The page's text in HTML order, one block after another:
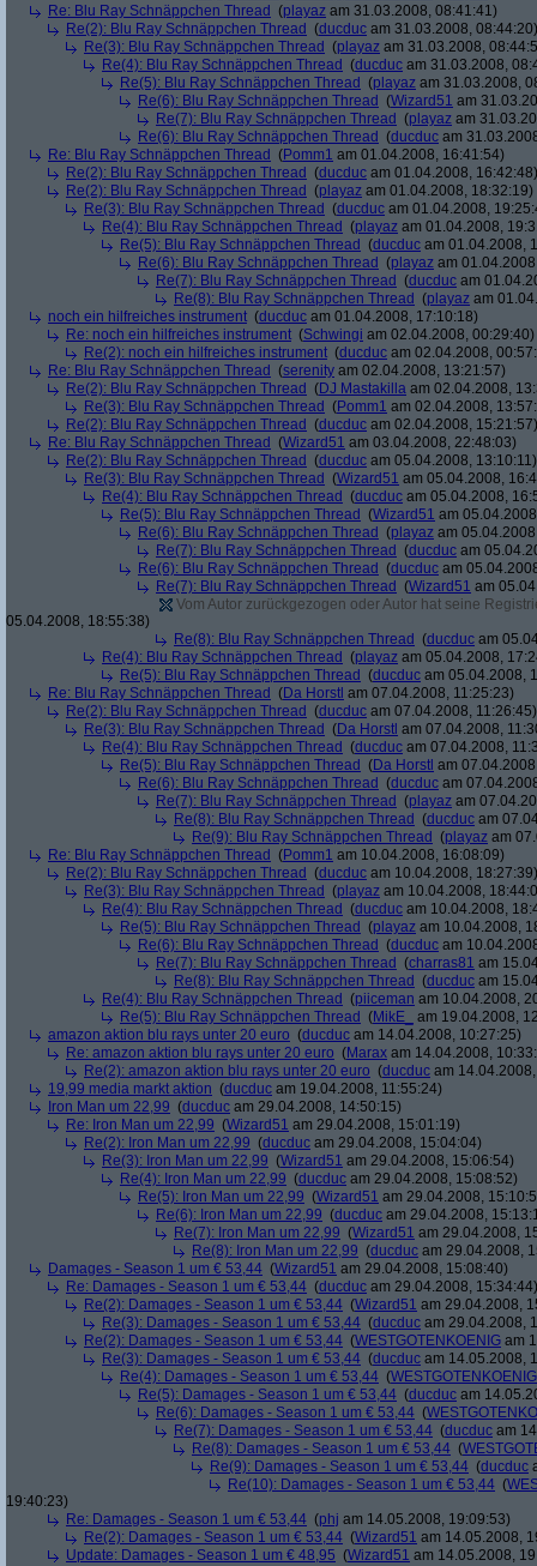
Re: Blu Ray Schnäppchen Thread (playaz am 31.03.2008, 08:41:41)
Re(2): Blu Ray Schnäppchen Thread (ducduc am 31.03.2008, 08:44:20)
Re(3): Blu Ray Schnäppchen Thread (playaz am 31.03.2008,
Re(4): Blu Ray Schnäppchen Thread (ducduc am 31.03.2008,
Re(5): Blu Ray Schnäppchen Thread (playaz am 31.03.2008,
Re(6): Blu Ray Schnäppchen Thread (Wizard51 am
Re(7): Blu Ray Schnäppchen Thread (playaz am
Re(6): Blu Ray Schnäppchen Thread (ducduc am
Re: Blu Ray Schnäppchen Thread (Pomm1 am 01.04.2008, 16:41:54)
Re(2): Blu Ray Schnäppchen Thread (ducduc am 01.04.2008, 16:42:48)
Re(2): Blu Ray Schnäppchen Thread (playaz am 01.04.2008, 18:32:19)
Re(3): Blu Ray Schnäppchen Thread (ducduc am 01.04.2008,
Re(4): Blu Ray Schnäppchen Thread (playaz am 01.04.2008,
Re(5): Blu Ray Schnäppchen Thread (ducduc am 01.04.2008,
Re(6): Blu Ray Schnäppchen Thread (playaz am
Re(7): Blu Ray Schnäppchen Thread (ducduc am
Re(8): Blu Ray Schnäppchen Thread (playaz am
noch ein hilfreiches instrument (ducduc am 01.04.2008, 17:10:18)
Re: noch ein hilfreiches instrument (Schwingi am 02.04.2008, 00:29:40)
Re(2): noch ein hilfreiches instrument (ducduc am 02.04.2008,
Re: Blu Ray Schnäppchen Thread (serenity am 02.04.2008, 13:21:57)
Re(2): Blu Ray Schnäppchen Thread (DJ Mastakilla am 02.04.2008,
Re(3): Blu Ray Schnäppchen Thread (Pomm1 am 02.04.2008,
Re(2): Blu Ray Schnäppchen Thread (ducduc am 02.04.2008, 15:21:57)
Re: Blu Ray Schnäppchen Thread (Wizard51 am 03.04.2008, 22:48:03)
Re(2): Blu Ray Schnäppchen Thread (ducduc am 05.04.2008, 13:10:11)
Re(3): Blu Ray Schnäppchen Thread (Wizard51 am 05.04.2008,
Re(4): Blu Ray Schnäppchen Thread (ducduc am 05.04.2008,
Re(5): Blu Ray Schnäppchen Thread (Wizard51 am
Re(6): Blu Ray Schnäppchen Thread (playaz am
Re(7): Blu Ray Schnäppchen Thread (ducduc am
Re(6): Blu Ray Schnäppchen Thread (ducduc am
Re(7): Blu Ray Schnäppchen Thread (Wizard51 am
Vom Autor zurückgezogen oder Autor hat seine
05.04.2008, 18:55:38)
Re(8): Blu Ray Schnäppchen Thread (ducduc am
Re(4): Blu Ray Schnäppchen Thread (playaz am 05.04.2008,
Re(5): Blu Ray Schnäppchen Thread (ducduc am 05.04.2008,
Re: Blu Ray Schnäppchen Thread (Da Horstl am 07.04.2008, 11:25:23)
Re(2): Blu Ray Schnäppchen Thread (ducduc am 07.04.2008, 11:26:45)
Re(3): Blu Ray Schnäppchen Thread (Da Horstl am 07.04.2008,
Re(4): Blu Ray Schnäppchen Thread (ducduc am 07.04.2008,
Re(5): Blu Ray Schnäppchen Thread (Da Horstl am
Re(6): Blu Ray Schnäppchen Thread (ducduc am
Re(7): Blu Ray Schnäppchen Thread (playaz am
Re(8): Blu Ray Schnäppchen Thread (ducduc am
Re(9): Blu Ray Schnäppchen Thread (playaz am
Re: Blu Ray Schnäppchen Thread (Pomm1 am 10.04.2008, 16:08:09)
Re(2): Blu Ray Schnäppchen Thread (ducduc am 10.04.2008, 18:27:39)
Re(3): Blu Ray Schnäppchen Thread (playaz am 10.04.2008,
Re(4): Blu Ray Schnäppchen Thread (ducduc am 10.04.2008,
Re(5): Blu Ray Schnäppchen Thread (playaz am 10.04.2008,
Re(6): Blu Ray Schnäppchen Thread (ducduc am
Re(7): Blu Ray Schnäppchen Thread (charras81 am
Re(8): Blu Ray Schnäppchen Thread (ducduc am
Re(4): Blu Ray Schnäppchen Thread (piiceman am 10.04.2008,
Re(5): Blu Ray Schnäppchen Thread (MikE_
am 19.04.2008,
amazon aktion blu rays unter 20 euro (ducduc am 14.04.2008, 10:27:25)
Re: amazon aktion blu rays unter 20 euro (Marax am 14.04.2008,
Re(2): amazon aktion blu rays unter 20 euro (ducduc am
19,99 media markt aktion (ducduc am 19.04.2008, 11:55:24)
Iron Man um 22,99 (ducduc am 29.04.2008, 14:50:15)
Re: Iron Man um 22,99 (Wizard51 am 29.04.2008, 15:01:19)
Re(2): Iron Man um 22,99 (ducduc am 29.04.2008, 15:04:04)
Re(3): Iron Man um 22,99 (Wizard51 am 29.04.2008, 15:06:54)
Re(4): Iron Man um 22,99 (ducduc am 29.04.2008, 15:08:52)
Re(5): Iron Man um 22,99 (Wizard51 am 29.04.2008,
Re(6): Iron Man um 22,99 (ducduc am 29.04.2008,
Re(7): Iron Man um 22,99 (Wizard51 am 29.04.2008,
Re(8): Iron Man um 22,99 (ducduc am 29.04.2008,
Damages - Season 1 um € 53,44 (Wizard51 am 29.04.2008, 15:08:40)
Re: Damages - Season 1 um € 53,44 (ducduc am 29.04.2008, 15:34:44)
Re(2): Damages - Season 1 um € 53,44 (Wizard51 am 29.04.2008,
Re(3): Damages - Season 1 um € 53,44 (ducduc am 29.04.2008,
Re(2): Damages - Season 1 um € 53,44 (WESTGOTENKOENIG am
Re(3): Damages - Season 1 um € 53,44 (ducduc am 14.05.2008,
Re(4): Damages - Season 1 um € 53,44 (WESTGOTENKOENIG
Re(5): Damages - Season 1 um € 53,44 (ducduc am
Re(6): Damages - Season 1 um € 53,44 (
Re(7): Damages - Season 1 um € 53,44 (ducduc am
Re(8): Damages - Season 1 um € 53,44 (
Re(9): Damages - Season 1 um € 53,44 (ducduc
Re(10): Damages - Season 1 um € 53,44 (
19:40:23)
Re: Damages - Season 1 um € 53,44 (phj am 14.05.2008, 19:09:53)
Re(2): Damages - Season 1 um € 53,44 (Wizard51 am 14.05.2008,
Update: Damages - Season 1 um € 48,95 (Wizard51 am 14.05.2008,